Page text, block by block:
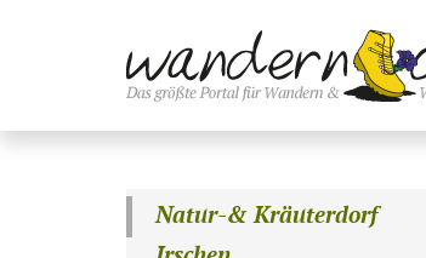
Natur-& Kräuterdorf